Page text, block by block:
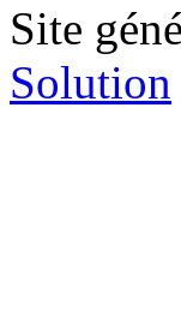
Site
Solution